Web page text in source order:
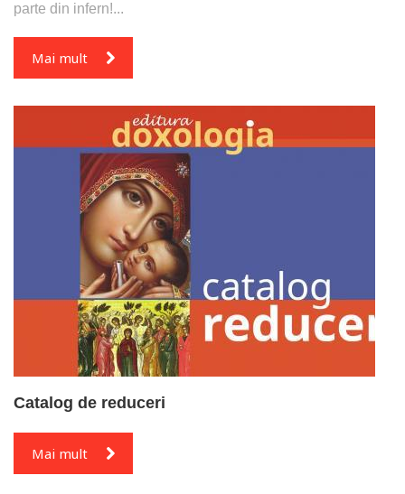
parte din infern!...
Mai mult
Catalog de reduceri
Mai mult